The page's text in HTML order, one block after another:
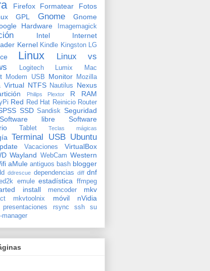
Firefox Formatear
Fotos
GPL Gnome
Gnome
Hardware Imagemagick
Intel
Internet
Kernel Kindle Kingston LG
Linux
Linux vs
Logitech Lumix Mac
Modem USB Monitor Mozilla
Virtual NTFS Nautilus
Nexus
Philips Plextor R RAM
Red Red Hat Reinicio Router
SSD Sandisk Seguridad
Software libre
Software
Tablet Teclas mágicas
Terminal USB Ubuntu
Vacaciones
VirtualBox
Wayland WebCam Western
aMule antiguos bash blogger
ddrescue dependencias diff dnf
emule estadística ffmpeg
install mencoder mkv
mkvtoolnix móvil nVidia
presentaciones rsync ssh
su
manager